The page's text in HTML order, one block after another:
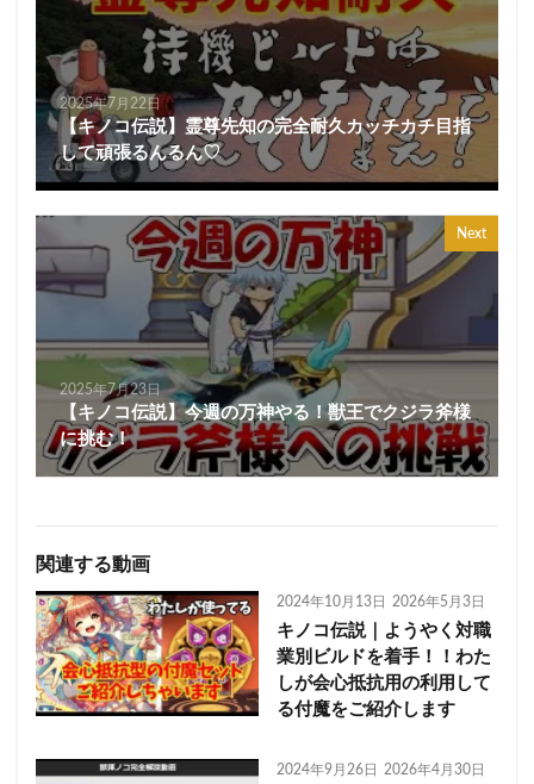
2025年7月22日
【キノコ伝説】霊尊先知の完全耐久カッチカチ目指
して頑張るんるん♡
Next
2025年7月23日
【キノコ伝説】今週の万神やる！獣王でクジラ斧様
に挑む！
関連する動画
2024年10月13日 2026年5月3日
キノコ伝説｜ようやく対職
業別ビルドを着手！！わた
しが会心抵抗用の利用して
る付魔をご紹介します
2024年9月26日 2026年4月30日